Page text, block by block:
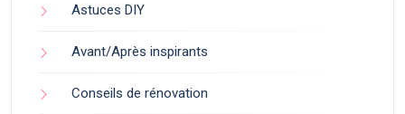
Astuces DIY
Avant/Après inspirants
Conseils de rénovation